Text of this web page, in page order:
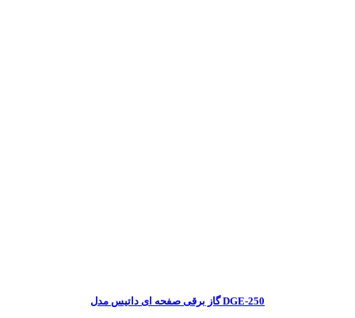
گاز برقی صفحه ای داتیس مدل DGE-250